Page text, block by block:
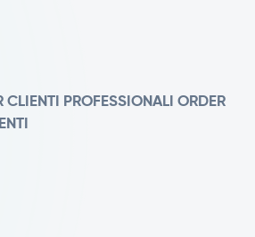
CLIENTI PROFESSIONALI ORDER